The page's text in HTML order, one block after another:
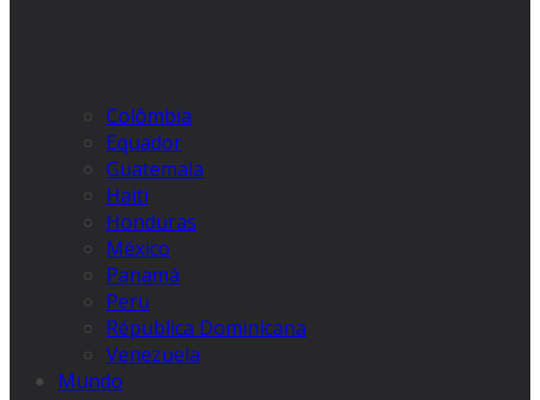
Colômbia
Equador
Guatemala
Haiti
Honduras
México
Panamá
Peru
Républica Dominicana
Venezuela
Mundo